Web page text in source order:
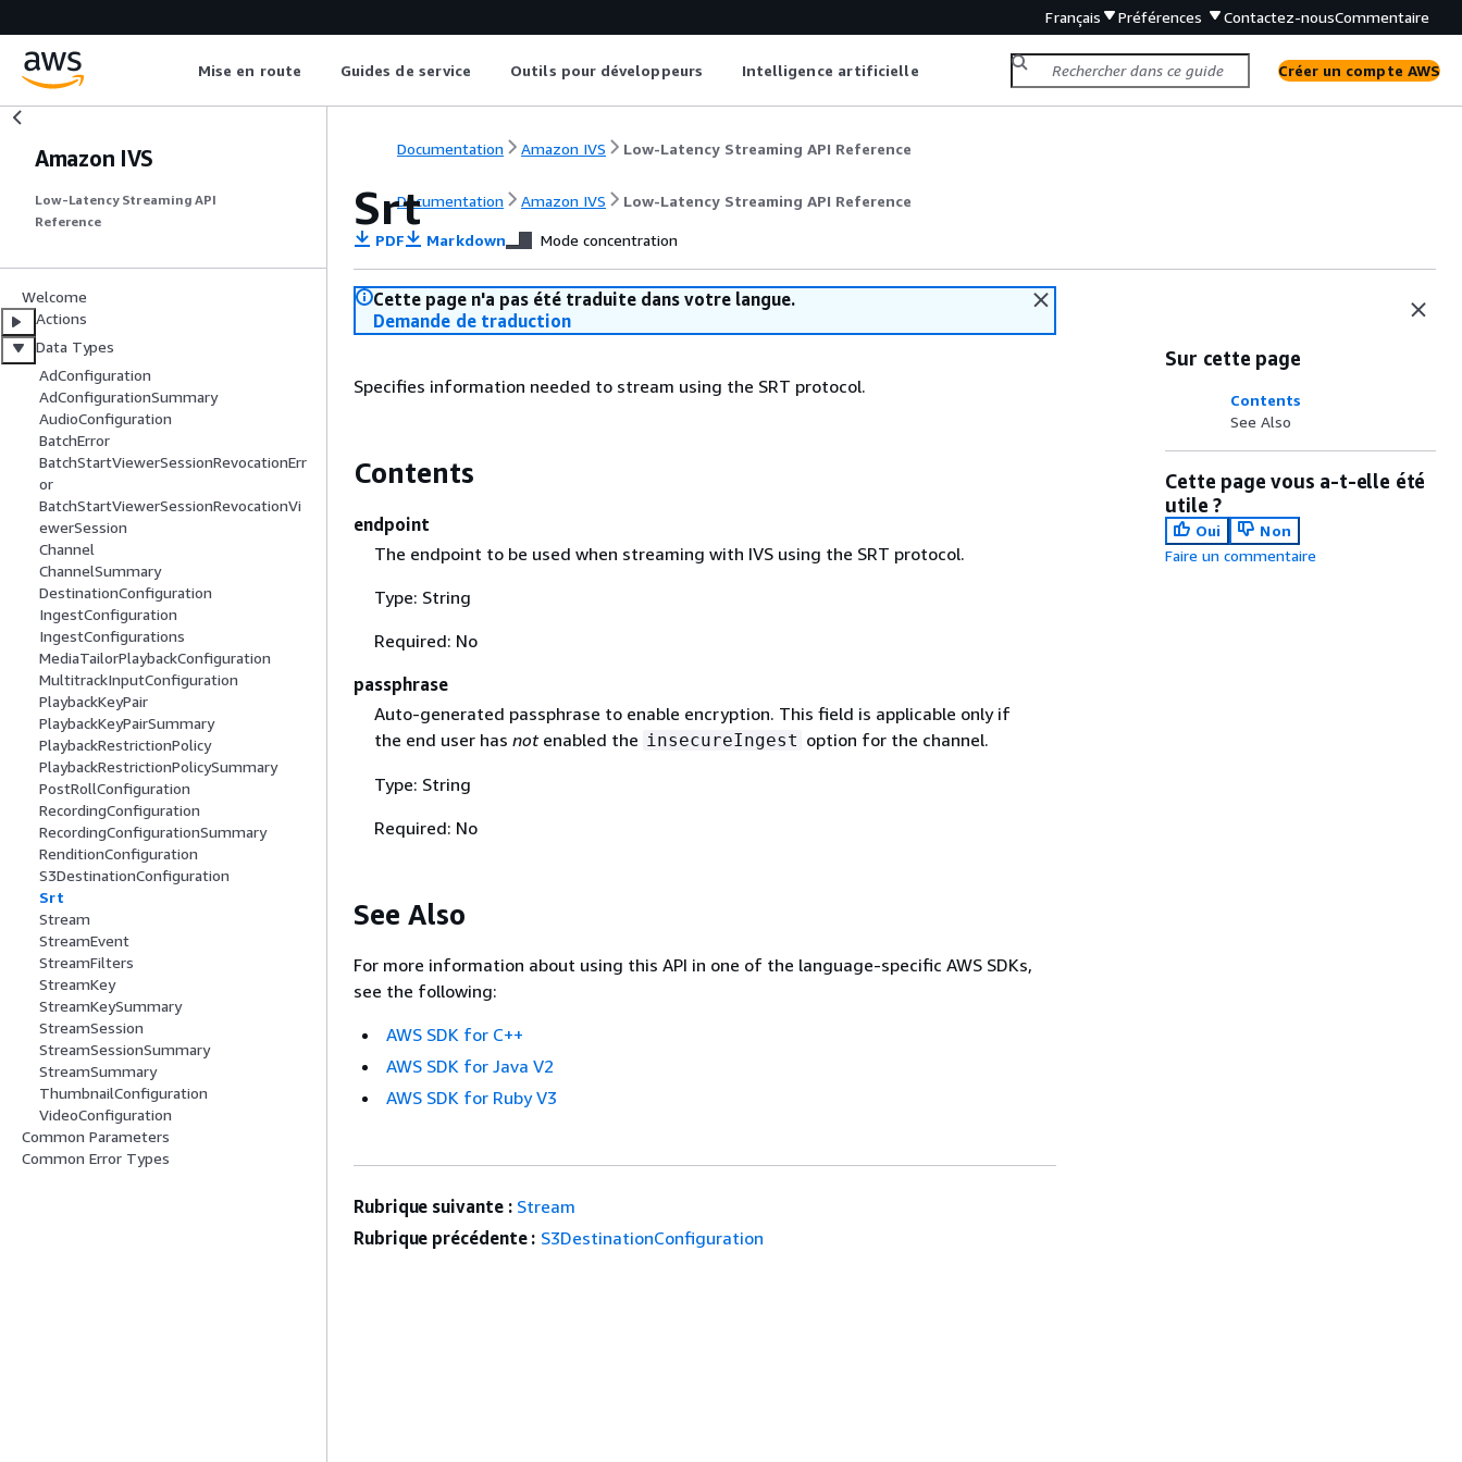
Français Préférences Contactez-nousCommentaire
Mise en route Guides de service Outils pour développeurs Intelligence artificielle Créer un compte AWS
Amazon IVS
Low-Latency Streaming API
Reference
Welcome
Actions
Data Types
AdConfiguration
AdConfigurationSummary
AudioConfiguration
BatchError
BatchStartViewerSessionRevocationErr
or
BatchStartViewerSessionRevocationVi
ewerSession
Channel
ChannelSummary
DestinationConfiguration
IngestConfiguration
IngestConfigurations
MediaTailorPlaybackConfiguration
MultitrackInputConfiguration
PlaybackKeyPair
PlaybackKeyPairSummary
PlaybackRestrictionPolicy
PlaybackRestrictionPolicySummary
PostRollConfiguration
RecordingConfiguration
RecordingConfigurationSummary
RenditionConfiguration
S3DestinationConfiguration
Srt
Stream
StreamEvent
StreamFilters
StreamKey
StreamKeySummary
StreamSession
StreamSessionSummary
StreamSummary
ThumbnailConfiguration
VideoConfiguration
Common Parameters
Common Error Types
Documentation Amazon IVS Low-Latency Streaming API Reference
Documentation Amazon IVS Low-Latency Streaming API Reference
Srt
PDF Markdown Mode concentration
Cette page n'a pas été traduite dans votre langue.
Demande de traduction
Specifies information needed to stream using the SRT protocol.
Contents
endpoint
The endpoint to be used when streaming with IVS using the SRT protocol.
Type: String
Required: No
passphrase
Auto-generated passphrase to enable encryption. This field is applicable only if
the end user has notenabled the insecureIngest option for the channel.
Type: String
Required: No
See Also
For more information about using this API in one of the language-specific AWS SDKs,
see the following:
AWS SDK for C++
AWS SDK for Java V2
AWS SDK for Ruby V3
Sur cette page
Contents
See Also
Cette page vous a-t-elle été
utile ?
Oui
Non
Faire un commentaire
Rubrique suivante : Stream
Rubrique précédente : S3DestinationConfiguration